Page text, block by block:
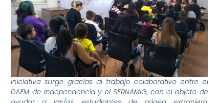
Iniciativa surge gracias al trabajo colaborativo entre el
DAEM de Independencia y el SERNAMIG, con el objeto de